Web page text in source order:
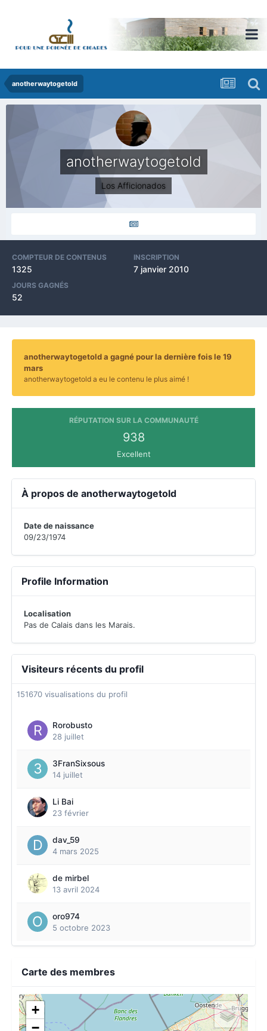
anotherwaytogetold
anotherwaytogetold
Los Afficionados
COMPTEUR DE CONTENUS
1325
INSCRIPTION
7 janvier 2010
JOURS GAGNÉS
52
anotherwaytogetold a gagné pour la dernière fois le 19
mars
anotherwaytogetold a eu le contenu le plus aimé !
RÉPUTATION SUR LA COMMUNAUTÉ
938
Excellent
À propos de anotherwaytogetold
Date de naissance
09/23/1974
Profile Information
Localisation
Pas de Calais dans les Marais.
Visiteurs récents du profil
151670 visualisations du profil
Rorobusto
28 juillet
3FranSixsous
14 juillet
Li Bai
23 février
dav_59
4 mars 2025
de mirbel
13 avril 2024
oro974
5 octobre 2023
Carte des membres